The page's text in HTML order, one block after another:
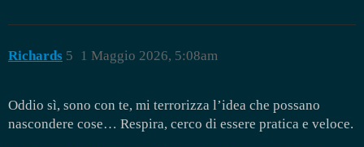
Richards 1 Maggio 2026, 5:08am
5
Oddio sì, sono con te, mi terrorizza l’idea che possano
nascondere cose… Respira, cerco di essere pratica e veloce.